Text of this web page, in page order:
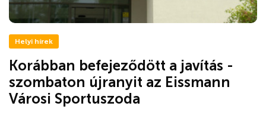
Helyi hírek
Korábban befejeződött a javítás -
szombaton újranyit az Eissmann
Városi Sportuszoda